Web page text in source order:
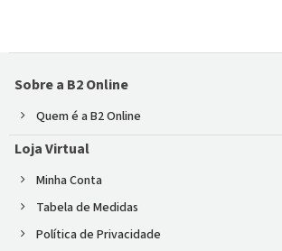
Sobre a B2 Online
Quem é a B2 Online
Loja Virtual
Minha Conta
Tabela de Medidas
Política de Privacidade